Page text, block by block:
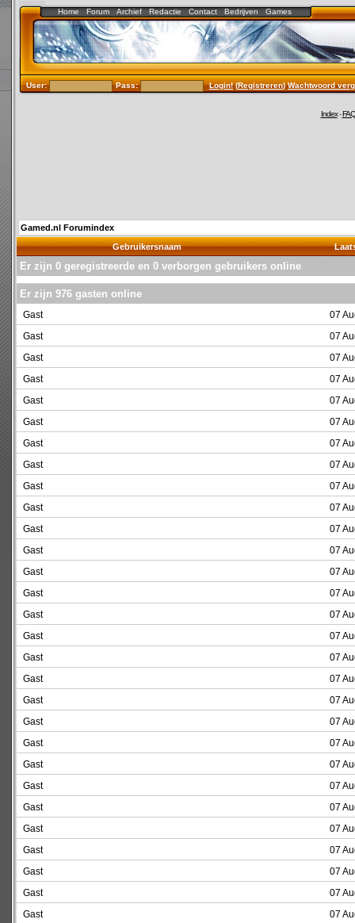
Home Forum Archief Redactie Contact Bedrijven Games
User: Pass: Login!(Registreren)Wachtwoord
Index-FAQ
Gamed.nl Forumindex
Gebruikersnaam
Er zijn 0 geregistreerde en 0 verborgen gebruikers online
Er zijn 976 gasten online
Gast
07
Gast
07
Gast
07
Gast
07
Gast
07
Gast
07
Gast
07
Gast
07
Gast
07
Gast
07
Gast
07
Gast
07
Gast
07
Gast
07
Gast
07
Gast
07
Gast
07
Gast
07
Gast
07
Gast
07
Gast
07
Gast
07
Gast
07
Gast
07
Gast
07
Gast
07
Gast
07
Gast
07
Gast
07